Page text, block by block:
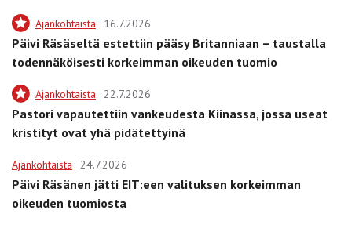
Ajankohtaista 16.7.2026
Päivi Räsäseltä estettiin pääsy Britanniaan – taustalla
todennäköisesti korkeimman oikeuden tuomio
Ajankohtaista 22.7.2026
Pastori vapautettiin vankeudesta Kiinassa, jossa useat
kristityt ovat yhä pidätettyinä
Ajankohtaista 24.7.2026
Päivi Räsänen jätti EIT:een valituksen korkeimman
oikeuden tuomiosta